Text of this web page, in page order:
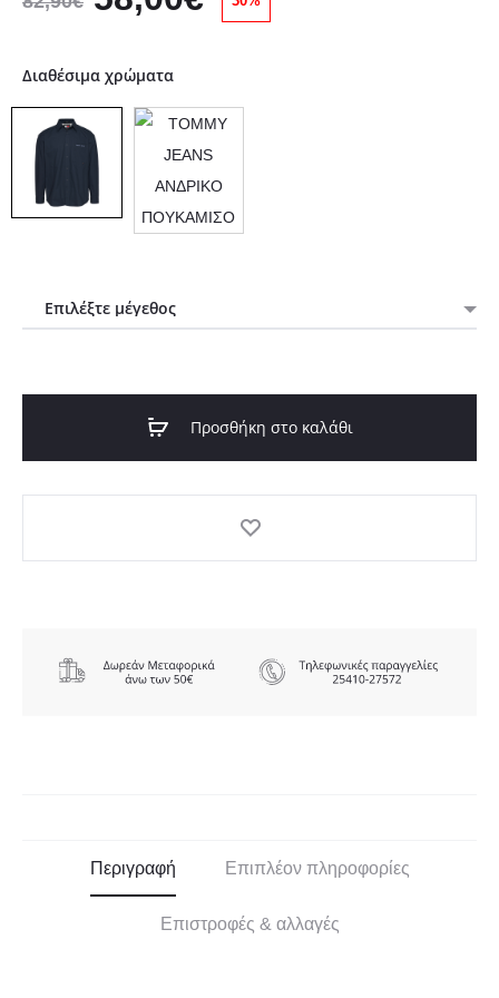
price
was:
82,90€.
τιμή
είναι:
Διαθέσιμα χρώματα
Προσθήκη στο καλάθι
Περιγραφή Επιπλέον πληροφορίες
Επιστροφές & αλλαγές